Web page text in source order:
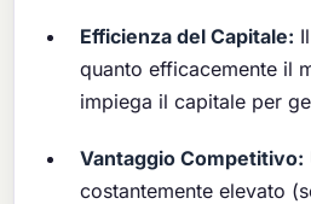
Efficienza del Capitale:
quanto efficacemente il
impiega il capitale per
Vantaggio Competitivo:
costantemente elevato